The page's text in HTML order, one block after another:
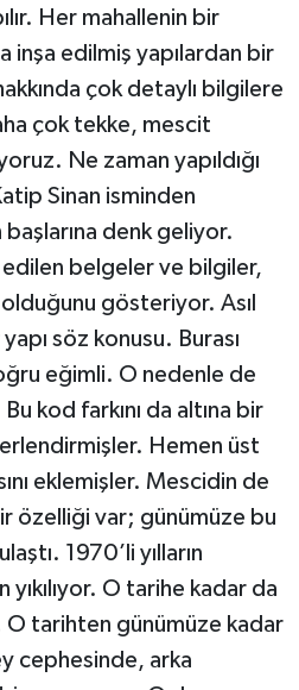
Her mahallenin bir
inşa edilmiş yapılardan bir
çok detaylı bilgilere
çok tekke, mescit
Ne zaman yapıldığı
Sinan isminden
başlarına denk geliyor.
edilen belgeler ve bilgiler,
olduğunu gösteriyor. Asıl
söz konusu. Burası
eğimli. O nedenle de
kod farkını da altına bir
Hemen üst
eklemişler. Mescidin de
özelliği var; günümüze bu
1970’li yılların
yıkılıyor. O tarihe kadar da
O tarihten günümüze kadar
cephesinde, arka